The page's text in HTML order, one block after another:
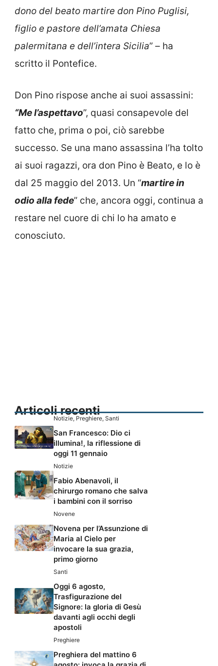
dono del beato martire don Pino Puglisi,
figlio e pastore dell’amata Chiesa
palermitana e dell’intera Sicilia” – ha
scritto il Pontefice.
Don Pino rispose anche ai suoi assassini:
“Me l’aspettavo”, quasi consapevole del
fatto che, prima o poi, ciò sarebbe
successo. Se una mano assassina l’ha tolto
ai suoi ragazzi, ora don Pino è Beato, e lo è
dal 25 maggio del 2013. Un “martire in
odio alla fede” che, ancora oggi, continua a
restare nel cuore di chi lo ha amato e
conosciuto.
Articoli recenti
Notizie, Preghiere, Santi
San Francesco: Dio ci
illumina!, la riflessione di
oggi 11 gennaio
Notizie
Fabio Abenavoli, il
chirurgo romano che salva
i bambini con il sorriso
Novene
Novena per l’Assunzione di
Maria al Cielo per
invocare la sua grazia,
primo giorno
Santi
Oggi 6 agosto,
Trasfigurazione del
Signore: la gloria di Gesù
davanti agli occhi degli
apostoli
Preghiere
Preghiera del mattino 6